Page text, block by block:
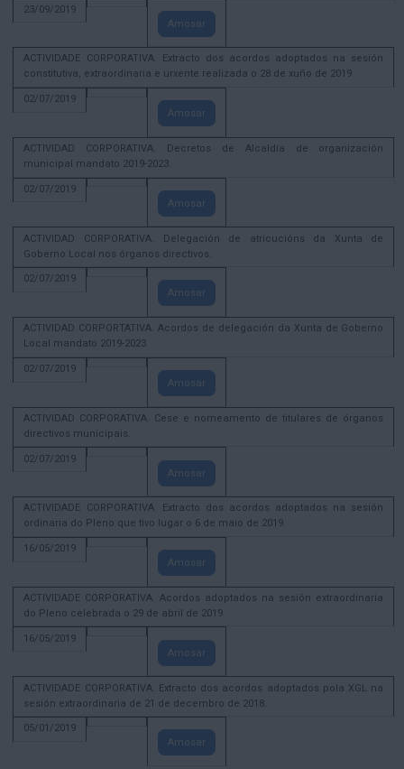
23/09/2019
Amosar
ACTIVIDADE CORPORATIVA. Extracto dos acordos adoptados na sesión
constitutiva, extraordinaria e urxente realizada o 28 de xuño de 2019
02/07/2019
Amosar
ACTIVIDAD CORPORATIVA. Decretos de Alcaldía de organización
municipal mandato 2019-2023.
02/07/2019
Amosar
ACTIVIDAD CORPORATIVA. Delegación de atricucións da Xunta de
Goberno Local nos órganos directivos.
02/07/2019
Amosar
ACTIVIDAD CORPORTATIVA. Acordos de delegación da Xunta de Goberno
Local mandato 2019-2023
02/07/2019
Amosar
ACTIVIDAD CORPORATIVA. Cese e nomeamento de titulares de órganos
directivos municipais.
02/07/2019
Amosar
ACTIVIDADE CORPORATIVA. Extracto dos acordos adoptados na sesión
ordinaria do Pleno que tivo lugar o 6 de maio de 2019.
16/05/2019
Amosar
ACTIVIDADE CORPORATIVA. Acordos adoptados na sesión extraordinaria
do Pleno celebrada o 29 de abril de 2019
16/05/2019
Amosar
ACTIVIDADE CORPORATIVA. Extracto dos acordos adoptados pola XGL na
sesión extraordinaria de 21 de decembro de 2018.
05/01/2019
Amosar